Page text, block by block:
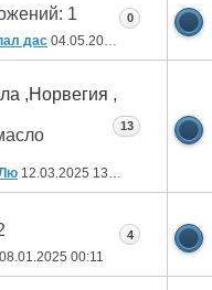
дас 04.05.2025
0
,Норвегия ,
12.03.2025 13:41
13
08.01.2025 00:11
4